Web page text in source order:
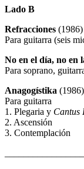
Lado B
Refracciones
Para guitarra (seis
No en el día, no en
Para soprano,
Anagogístika
Para guitarra
1. Plegaria y Cantus
2. Ascensión
3. Contemplación